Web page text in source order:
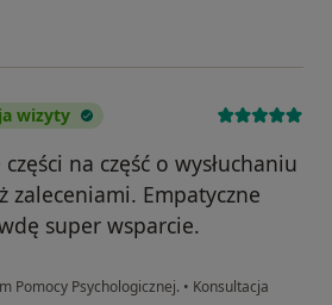
wizyty
na część o wysłuchaniu
zaleceniami. Empatyczne
super wsparcie.
Pomocy Psychologicznej. • Konsultacja